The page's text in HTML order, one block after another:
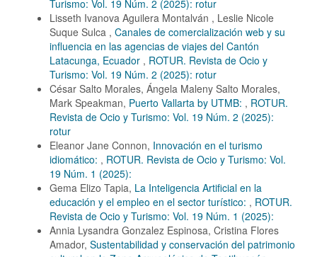
Turismo: Vol. 19 Núm. 2 (2025): rotur
Lisseth Ivanova Aguilera Montalván , Leslie Nicole
Suque Sulca , Canales de comercialización web y su
influencia en las agencias de viajes del Cantón
Latacunga, Ecuador , ROTUR. Revista de Ocio y
Turismo: Vol. 19 Núm. 2 (2025): rotur
César Salto Morales, Ángela Maleny Salto Morales,
Mark Speakman, Puerto Vallarta by UTMB: , ROTUR.
Revista de Ocio y Turismo: Vol. 19 Núm. 2 (2025):
rotur
Eleanor Jane Connon, Innovación en el turismo
idiomático: , ROTUR. Revista de Ocio y Turismo: Vol.
19 Núm. 1 (2025):
Gema Elizo Tapia, La Inteligencia Artificial en la
educación y el empleo en el sector turístico: , ROTUR.
Revista de Ocio y Turismo: Vol. 19 Núm. 1 (2025):
Annia Lysandra Gonzalez Espinosa, Cristina Flores
Amador, Sustentabilidad y conservación del patrimonio